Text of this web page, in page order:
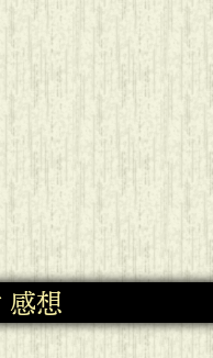
感想